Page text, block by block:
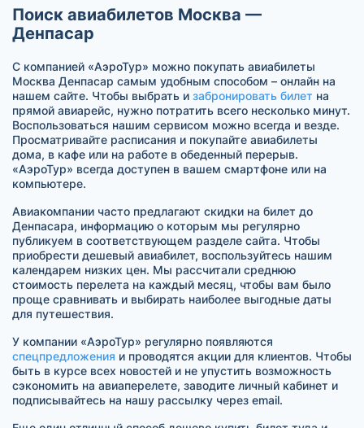
Поиск авиабилетов Москва —
Денпасар
С компанией «АэроТур» можно покупать авиабилеты
Москва Денпасар самым удобным способом – онлайн на
нашем сайте. Чтобы выбрать и забронировать билет на
прямой авиарейс, нужно потратить всего несколько минут.
Воспользоваться нашим сервисом можно всегда и везде.
Просматривайте расписания и покупайте авиабилеты
дома, в кафе или на работе в обеденный перерыв.
«АэроТур» всегда доступен в вашем смартфоне или на
компьютере.
Авиакомпании часто предлагают скидки на билет до
Денпасара, информацию о которым мы регулярно
публикуем в соответствующем разделе сайта. Чтобы
приобрести дешевый авиабилет, воспользуйтесь нашим
календарем низких цен. Мы рассчитали среднюю
стоимость перелета на каждый месяц, чтобы вам было
проще сравнивать и выбирать наиболее выгодные даты
для путешествия.
У компании «АэроТур» регулярно появляются
спецпредложения и проводятся акции для клиентов. Чтобы
быть в курсе всех новостей и не упустить возможность
сэкономить на авиаперелете, заводите личный кабинет и
подписывайтесь на нашу рассылку через email.